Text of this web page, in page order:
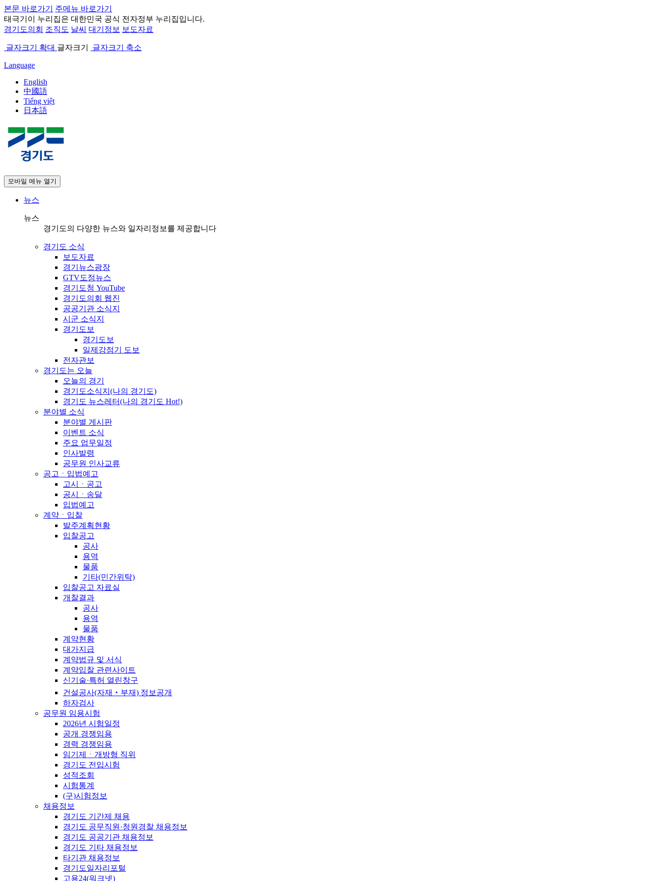
본문 바로가기
주메뉴 바로가기
태극기 이 누리집은 대한민국 공식 전자정부 누리집입니다.
경기도의회 조직도 날씨 대기정보 보도자료
글자크기 확대 글자크기 글자크기 축소
Language
English
中國語
Tiếng việt
日本語
모바일 메뉴 열기
뉴스
뉴스
경기도의 다양한 뉴스와 일자리정보를 제공합니다
경기도 소식
보도자료
경기뉴스광장
GTV도정뉴스
경기도청 YouTube
경기도의회 웹진
공공기관 소식지
시군 소식지
경기도보
경기도보
일제강점기 도보
전자관보
경기도는 오늘
오늘의 경기
경기도소식지(나의 경기도)
경기도 뉴스레터(나의 경기도 Hot!)
분야별 소식
분야별 게시판
이벤트 소식
주요 업무일정
인사발령
공무원 인사교류
공고ㆍ입법예고
고시ㆍ공고
공시ㆍ송달
입법예고
계약ㆍ입찰
발주계획현황
입찰공고
공사
용역
물품
기타(민간위탁)
입찰공고 자료실
개찰결과
공사
용역
물품
계약현황
대가지급
계약법규 및 서식
계약입찰 관련사이트
신기술·특허 열린창구
건설공사(자재‧부재) 정보공개
하자검사
공무원 임용시험
2026년 시험일정
공개 경쟁임용
경력 경쟁임용
임기제ㆍ개방형 직위
경기도 전입시험
성적조회
시험통계
(구)시험정보
채용정보
경기도 기간제 채용
경기도 공무직원·청원경찰 채용정보
경기도 공공기관 채용정보
경기도 기타 채용정보
타기관 채용정보
경기도일자리포털
고용24(워크넷)